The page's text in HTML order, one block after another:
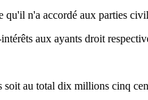
n'a accordé aux parties
aux ayants droit
soit au total dix millions cinq